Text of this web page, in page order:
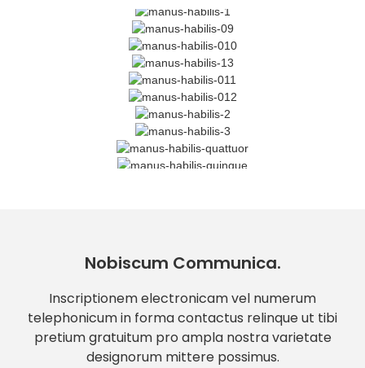
Nobiscum Communica.
Inscriptionem electronicam vel numerum
telephonicum in forma contactus relinque ut tibi
pretium gratuitum pro ampla nostra varietate
designorum mittere possimus.